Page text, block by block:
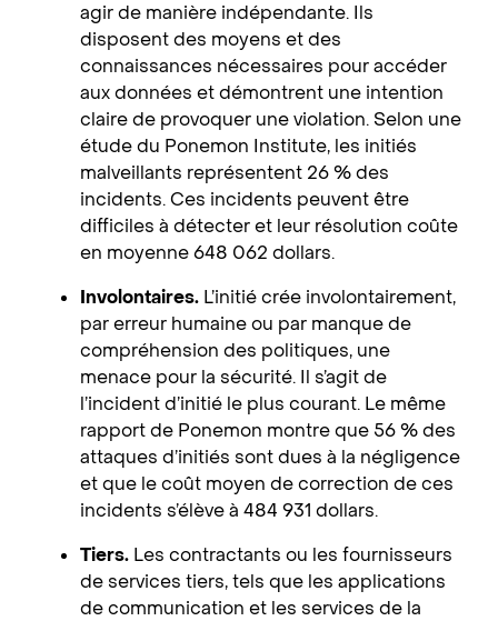
agir de manière indépendante. Ils
disposent des moyens et des
connaissances nécessaires pour accéder
aux données et démontrent une intention
claire de provoquer une violation. Selon une
étude du Ponemon Institute, les initiés
malveillants représentent 26 % des
incidents. Ces incidents peuvent être
difficiles à détecter et leur résolution coûte
en moyenne 648 062 dollars.
Involontaires. L’initié crée involontairement,
par erreur humaine ou par manque de
compréhension des politiques, une
menace pour la sécurité. Il s’agit de
l’incident d’initié le plus courant. Le même
rapport de Ponemon montre que 56 % des
attaques d’initiés sont dues à la négligence
et que le coût moyen de correction de ces
incidents s’élève à 484 931 dollars.
Tiers. Les contractants ou les fournisseurs
de services tiers, tels que les applications
de communication et les services de la